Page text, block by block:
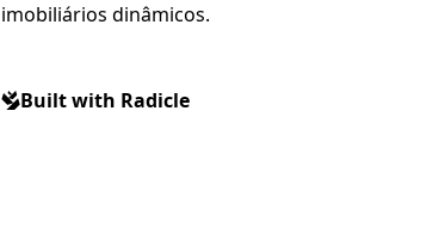
imobiliários dinâmicos.
Built with Radicle